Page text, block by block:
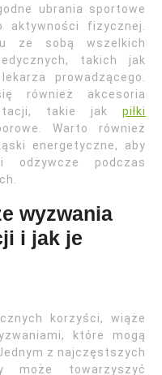
ubrania sportowe
aktywności fizycznej.
ze sobą wszelkich
takich jak
prowadzącego.
również akcesoria
takie jak piłki
Warto również
energetyczne, aby
odżywcze podczas
wyzwania
i jak je
korzyści, wiąże
które mogą
z najczęstszych
może towarzyszyć